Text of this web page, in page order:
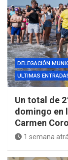
DELEGACIÓN
ULTIMAS
Un total de
domingo en
Carmen
1 semana